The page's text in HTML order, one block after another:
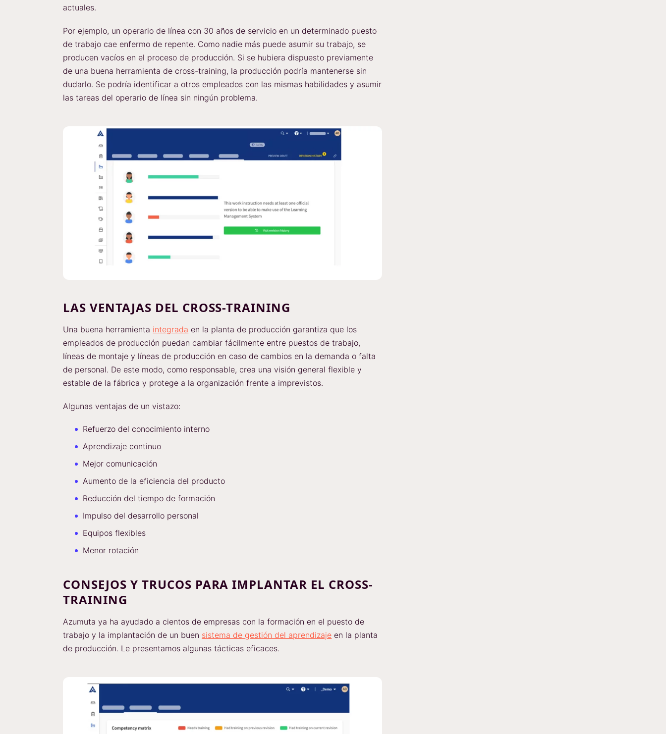
actuales.
Por ejemplo, un operario de línea con 30 años de servicio en un determinado puesto
de trabajo cae enfermo de repente. Como nadie más puede asumir su trabajo, se
producen vacíos en el proceso de producción. Si se hubiera dispuesto previamente
de una buena herramienta de cross-training, la producción podría mantenerse sin
dudarlo. Se podría identificar a otros empleados con las mismas habilidades y asumir
las tareas del operario de línea sin ningún problema.
LAS VENTAJAS DEL CROSS-TRAINING
Una buena herramienta integrada en la planta de producción garantiza que los
empleados de producción puedan cambiar fácilmente entre puestos de trabajo,
líneas de montaje y líneas de producción en caso de cambios en la demanda o falta
de personal. De este modo, como responsable, crea una visión general flexible y
estable de la fábrica y protege a la organización frente a imprevistos.
Algunas ventajas de un vistazo:
Refuerzo del conocimiento interno
Aprendizaje continuo
Mejor comunicación
Aumento de la eficiencia del producto
Reducción del tiempo de formación
Impulso del desarrollo personal
Equipos flexibles
Menor rotación
CONSEJOS Y TRUCOS PARA IMPLANTAR EL CROSS-
TRAINING
Azumuta ya ha ayudado a cientos de empresas con la formación en el puesto de
trabajo y la implantación de un buen sistema de gestión del aprendizaje en la planta
de producción. Le presentamos algunas tácticas eficaces.